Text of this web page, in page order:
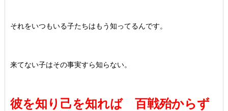
それをいつもいる子たちはもう知ってるんです。
来てない子はその事実すら知らない。
彼を知り己を知れば 百戦殆からず